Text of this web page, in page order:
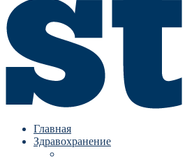
Главная
Здравохранение